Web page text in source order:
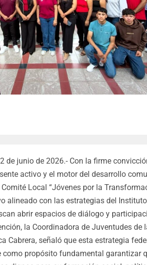
de junio de 2026.- Con la firme
activo y el motor del desarrollo
Local “Jóvenes por la
alineado con las estrategias del
abrir espacios de diálogo y
la Coordinadora de Juventudes de
Cabrera, señaló que esta estrategia
como propósito fundamental garantizar